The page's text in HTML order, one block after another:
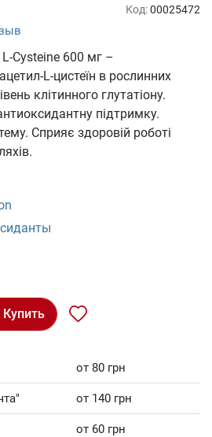
Код:00025472
Cysteine 600 мг –
L-цистеїн в рослинних
клітинного глутатіону.
підтримку.
Сприяє здоровій роботі
Купить
от 80 грн
от 140 грн
от 60 грн